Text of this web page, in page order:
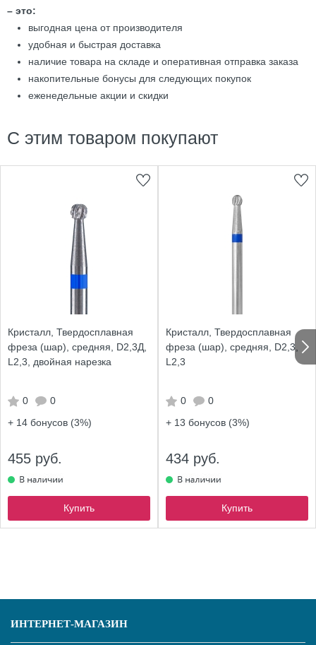
– это:
выгодная цена от производителя
удобная и быстрая доставка
наличие товара на складе и оперативная отправка заказа
накопительные бонусы для следующих покупок
еженедельные акции и скидки
С этим товаром покупают
Кристалл, Твердосплавная
фреза (шар), средняя, D2,3Д,
L2,3, двойная нарезка
0
0
+ 14 бонусов (3%)
455 руб.
Купить
Кристалл, Твердосплавная
фреза (шар), средняя, D2,3,
L2,3
0
0
+ 13 бонусов (3%)
434 руб.
Купить
ИНТЕРНЕТ-МАГАЗИН